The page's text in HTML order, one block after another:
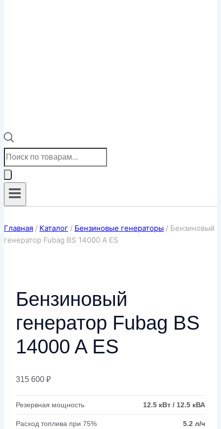
Поиск
товаров
Главная / Каталог / Бензиновые генераторы / Бензиновый
генератор Fubag BS 14000 A ES
Бензиновый
генератор Fubag BS
14000 A ES
315 600 ₽
Резервная мощность 12.5 кВт / 12.5 кВА
Расход топлива при 75% 5.2 л/ч